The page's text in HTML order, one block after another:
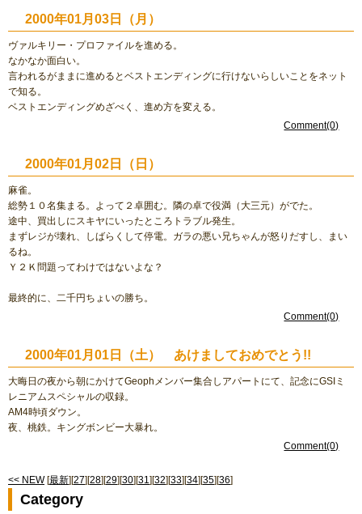
2000年01月03日（月）
ヴァルキリー・プロファイルを進める。
なかなか面白い。
言われるがままに進めるとベストエンディングに行けないらしいことをネット
で知る。
ベストエンディングめざべく、進め方を変える。
Comment(0)
2000年01月02日（日）
麻雀。
総勢１０名集まる。よって２卓囲む。隣の卓で役満（大三元）がでた。
途中、買出しにスキヤにいったところトラブル発生。
まずレジが壊れ、しばらくして停電。ガラの悪い兄ちゃんが怒りだすし、まい
るね。
Ｙ２Ｋ問題ってわけではないよな？
最終的に、二千円ちょいの勝ち。
Comment(0)
2000年01月01日（土） あけましておめでとう!!
大晦日の夜から朝にかけてGeophメンバー集合しアパートにて、記念にGSIミ
レニアムスペシャルの収録。
AM4時頃ダウン。
夜、桃鉄。キングボンビー大暴れ。
Comment(0)
<< NEW[最新][27][28][29][30][31][32][33][34][35][36]
Category